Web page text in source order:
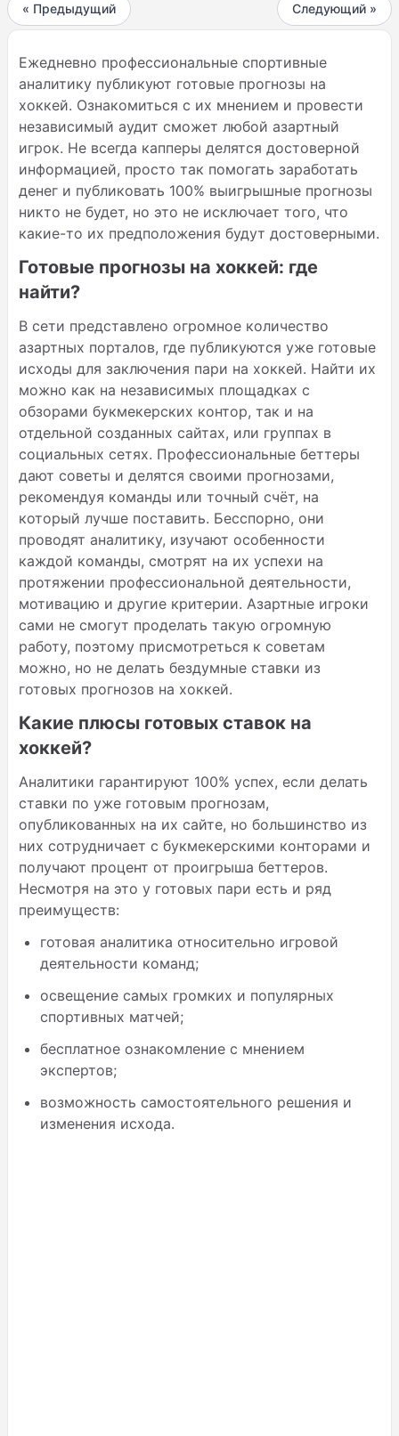
« Предыдущий Следующий »
Ежедневно профессиональные спортивные
аналитику публикуют готовые прогнозы на
хоккей. Ознакомиться с их мнением и провести
независимый аудит сможет любой азартный
игрок. Не всегда капперы делятся достоверной
информацией, просто так помогать заработать
денег и публиковать 100% выигрышные прогнозы
никто не будет, но это не исключает того, что
какие-то их предположения будут достоверными.
Готовые прогнозы на хоккей: где
найти?
В сети представлено огромное количество
азартных порталов, где публикуются уже готовые
исходы для заключения пари на хоккей. Найти их
можно как на независимых площадках с
обзорами букмекерских контор, так и на
отдельной созданных сайтах, или группах в
социальных сетях. Профессиональные беттеры
дают советы и делятся своими прогнозами,
рекомендуя команды или точный счёт, на
который лучше поставить. Бесспорно, они
проводят аналитику, изучают особенности
каждой команды, смотрят на их успехи на
протяжении профессиональной деятельности,
мотивацию и другие критерии. Азартные игроки
сами не смогут проделать такую огромную
работу, поэтому присмотреться к советам
можно, но не делать бездумные ставки из
готовых прогнозов на хоккей.
Какие плюсы готовых ставок на
хоккей?
Аналитики гарантируют 100% успех, если делать
ставки по уже готовым прогнозам,
опубликованных на их сайте, но большинство из
них сотрудничает с букмекерскими конторами и
получают процент от проигрыша беттеров.
Несмотря на это у готовых пари есть и ряд
преимуществ:
готовая аналитика относительно игровой
деятельности команд;
освещение самых громких и популярных
спортивных матчей;
бесплатное ознакомление с мнением
экспертов;
возможность самостоятельного решения и
изменения исхода.